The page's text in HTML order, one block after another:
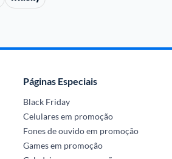
Páginas Especiais
Black Friday
Celulares em promoção
Fones de ouvido em promoção
Games em promoção